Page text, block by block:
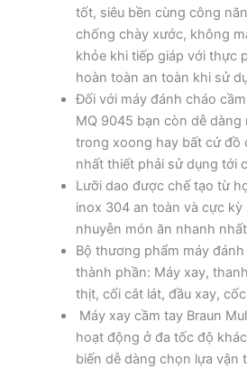
tốt, siêu bền cùng công
chống chày xước, không
khỏe khi tiếp giáp với thực
hoàn toàn an toàn khi sử
Đối với máy đánh cháo
MQ 9045 bạn còn dễ
trong xoong hay bất cứ đồ
nhất thiết phải sử dụng tới
Lưỡi dao được chế tạo từ
inox 304 an toàn và cực
nhuyễn món ăn nhanh
Bộ thương phẩm máy
thành phần: Máy xay,
thịt, cối cắt lát, đầu xay,
Máy xay cầm tay Braun
hoạt động ở đa tốc độ
biến dễ dàng chọn lựa vận